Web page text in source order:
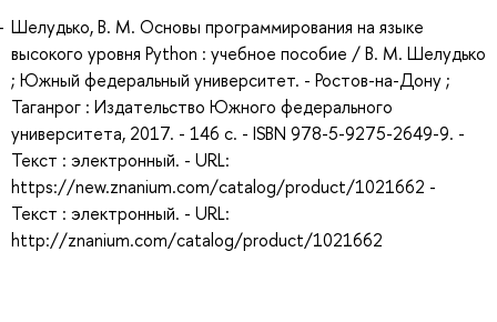
Шелудько, В. М. Основы программирования на языке
высокого уровня Python : учебное пособие / В. М. Шелудько
; Южный федеральный университет. - Ростов-на-Дону ;
Таганрог : Издательство Южного федерального
университета, 2017. - 146 с. - ISBN 978-5-9275-2649-9. -
Текст : электронный. - URL:
https://new.znanium.com/catalog/product/1021662 -
Текст : электронный. - URL:
http://znanium.com/catalog/product/1021662